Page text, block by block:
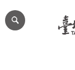
跳到主要內容區塊